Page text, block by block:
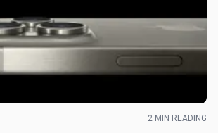
2 MIN READING